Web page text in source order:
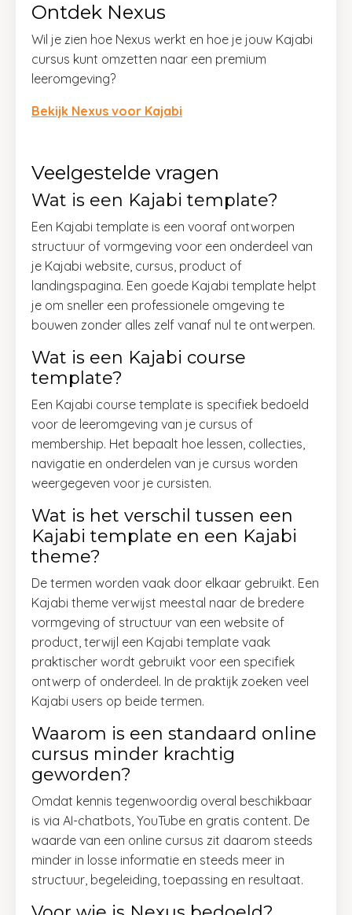
Ontdek Nexus
Wil je zien hoe Nexus werkt en hoe je jouw Kajabi
cursus kunt omzetten naar een premium
leeromgeving?
Bekijk Nexus voor Kajabi
Veelgestelde vragen
Wat is een Kajabi template?
Een Kajabi template is een vooraf ontworpen
structuur of vormgeving voor een onderdeel van
je Kajabi website, cursus, product of
landingspagina. Een goede Kajabi template helpt
je om sneller een professionele omgeving te
bouwen zonder alles zelf vanaf nul te ontwerpen.
Wat is een Kajabi course
template?
Een Kajabi course template is specifiek bedoeld
voor de leeromgeving van je cursus of
membership. Het bepaalt hoe lessen, collecties,
navigatie en onderdelen van je cursus worden
weergegeven voor je cursisten.
Wat is het verschil tussen een
Kajabi template en een Kajabi
theme?
De termen worden vaak door elkaar gebruikt. Een
Kajabi theme verwijst meestal naar de bredere
vormgeving of structuur van een website of
product, terwijl een Kajabi template vaak
praktischer wordt gebruikt voor een specifiek
ontwerp of onderdeel. In de praktijk zoeken veel
Kajabi users op beide termen.
Waarom is een standaard online
cursus minder krachtig
geworden?
Omdat kennis tegenwoordig overal beschikbaar
is via AI-chatbots, YouTube en gratis content. De
waarde van een online cursus zit daarom steeds
minder in losse informatie en steeds meer in
structuur, begeleiding, toepassing en resultaat.